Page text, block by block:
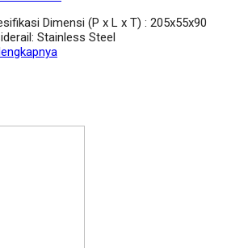
Dimensi (P x L x T) : 205x55x90
Stainless Steel